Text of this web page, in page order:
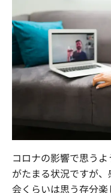
コロナの影響で思う
がたまる状況ですが
会くらいは思う存分楽